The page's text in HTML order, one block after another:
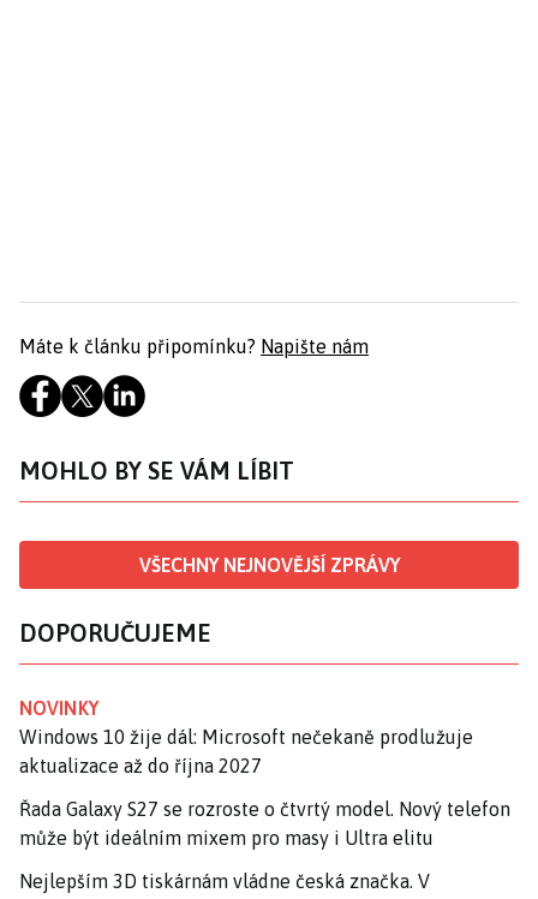
Máte k článku připomínku? Napište nám
MOHLO BY SE VÁM LÍBIT
VŠECHNY NEJNOVĚJŠÍ ZPRÁVY
DOPORUČUJEME
NOVINKY
Windows 10 žije dál: Microsoft nečekaně prodlužuje
aktualizace až do října 2027
Řada Galaxy S27 se rozroste o čtvrtý model. Nový telefon
může být ideálním mixem pro masy i Ultra elitu
Nejlepším 3D tiskárnám vládne česká značka. V